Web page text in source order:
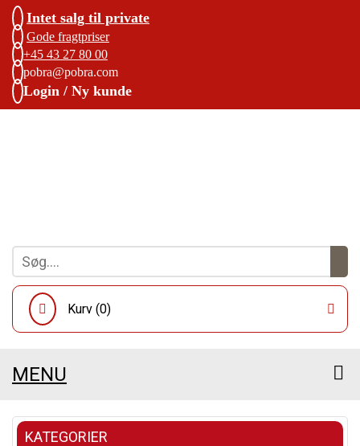
Intet salg til private
Gode fragtpriser
+45 43 27 80 00
pobra@pobra.com
Login / Ny kunde
Kurv (0)
MENU
KATEGORIER